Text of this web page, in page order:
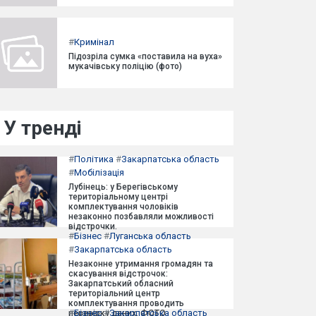
#Кримінал
Підозріла сумка «поставила на вуха»
мукачівську поліцію (фото)
У тренді
#Політика #Закарпатська область
#Мобілізація
Лубінець: у Берегівському
територіальному центрі
комплектування чоловіків
незаконно позбавляли можливості
відстрочки.
#Бізнес #Луганська область
#Закарпатська область
Незаконне утримання громадян та
скасування відстрочок:
Закарпатський обласний
територіальний центр
комплектування проводить
перевірку даних. ФОТО
#Бізнес#Закарпатська область